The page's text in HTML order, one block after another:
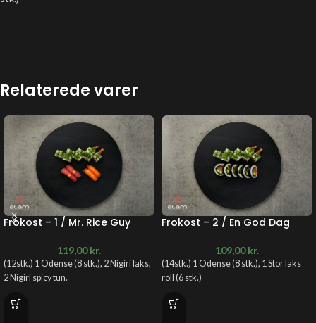
Relaterede varer
Frokost – 1 / Mr. Rice Guy
119,00kr.
(12stk.) 1 Odense (8 stk.), 2 Nigiri laks,
2 Nigiri spicy tun.
Frokost – 2 / En God Dag
109,00kr.
(14stk.) 1 Odense (8 stk.), 1 Stor laks
roll (6 stk.)